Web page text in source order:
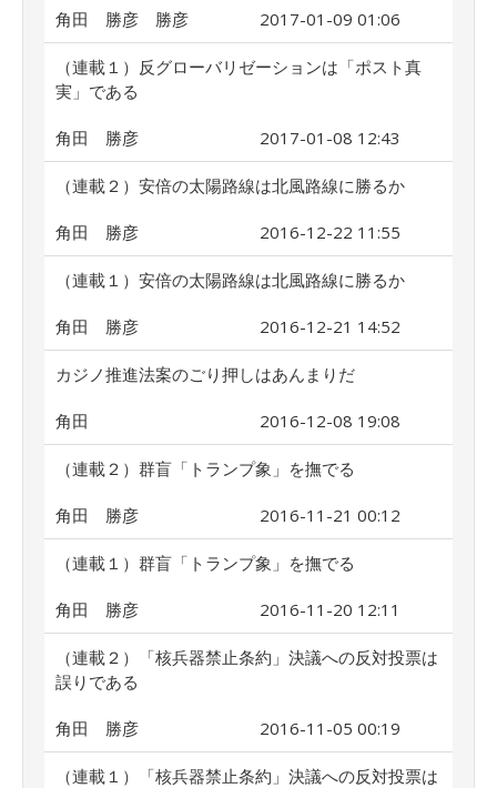
角田 勝彦 勝彦 2017-01-09 01:06
（連載１）反グローバリゼーションは「ポスト真
実」である
角田 勝彦 2017-01-08 12:43
（連載２）安倍の太陽路線は北風路線に勝るか
角田 勝彦 2016-12-22 11:55
（連載１）安倍の太陽路線は北風路線に勝るか
角田 勝彦 2016-12-21 14:52
カジノ推進法案のごり押しはあんまりだ
角田 2016-12-08 19:08
（連載２）群盲「トランプ象」を撫でる
角田 勝彦 2016-11-21 00:12
（連載１）群盲「トランプ象」を撫でる
角田 勝彦 2016-11-20 12:11
（連載２）「核兵器禁止条約」決議への反対投票は
誤りである
角田 勝彦 2016-11-05 00:19
（連載１）「核兵器禁止条約」決議への反対投票は